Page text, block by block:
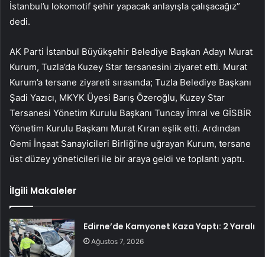
İstanbul’u lokomotif şehir yapacak anlayışla çalışacağız”
dedi.
AK Parti İstanbul Büyükşehir Belediye Başkan Adayı Murat
Kurum, Tuzla’da Kuzey Star tersanesini ziyaret etti. Murat
Kurum’a tersane ziyareti sırasında; Tuzla Belediye Başkanı
Şadi Yazıcı, MKYK Üyesi Barış Özeroğlu, Kuzey Star
Tersanesi Yönetim Kurulu Başkanı Tuncay İmral ve GİSBİR
Yönetim Kurulu Başkanı Murat Kıran eşlik etti. Ardından
Gemi İnşaat Sanayicileri Birliği’ne uğrayan Kurum, tersane
üst düzey yöneticileri ile bir araya geldi ve toplantı yaptı.
İlgili Makaleler
Edirne’de Kamyonet Kaza Yaptı: 2 Yaralı
Ağustos 7, 2026